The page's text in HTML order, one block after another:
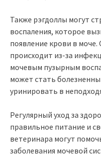
Также рэгдоллы могут
воспаления, которое
появление крови в
происходит из-за
мочевым пузырным
может стать
уринировать в
Регулярный уход за
правильное питание и
ветеринара могут
заболевания мочевой